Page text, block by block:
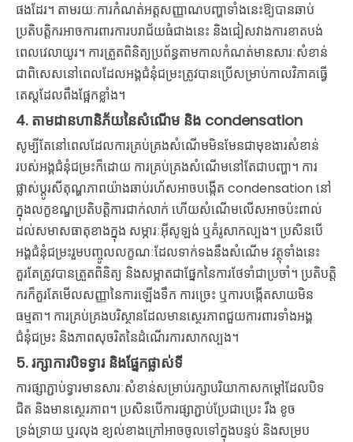
ផងដែរ។ តាមរយៈការកំណត់អត្តសញ្ញាណបញ្ហាទាំងនេះឱ្យបានឆាប់
ប្រតិបត្តិករអាចការពារការបរាជ័យធំជាងនេះ និងជៀសវាងការខាតបង់
ពេលវេលាយូរ។ ការត្រួតពិនិត្យប្រព័ន្ធតាមកាលកំណត់មានសារៈសំខាន់
ជាពិសេសនៅពេលដែលអង្គជំនុំជម្រះត្រូវបានប្រើសម្រាប់កាលវិភាគធ្វើ
តេស្តដែលពឹងផ្អែកខ្លាំង។
4. តាមដានហានិភ័យនៃសំណើម និង condensation
សូម្បីតែនៅពេលដែលការគ្រប់គ្រងសំណើមមិនមែនជាមុខងារសំខាន់
របស់អង្គជំនុំជម្រះក៏ដោយ ការគ្រប់គ្រងសំណើមនៅតែជាបញ្ហា។ ការ
ផ្លាស់ប្តូរសីតុណ្ហភាពយ៉ាងឆាប់រហ័សអាចបង្កើត condensation នៅ
ក្នុងលក្ខខណ្ឌប្រតិបត្តិការជាក់លាក់ ហើយសំណើមលើសអាចប៉ះពាល់
ដល់សមាសធាតុខាងក្នុង សម្ភារៈអ៊ីសូឡង់ ឬគំរូសាកល្បង។ ប្រសិនបើ
អង្គជំនុំជម្រះរួមបញ្ចូលលក្ខណៈដែលទាក់ទងនឹងសំណើម វត្ថុទាំងនេះ
គួរតែត្រូវបានត្រួតពិនិត្យ និងសម្អាតជាផ្នែកនៃការថែទាំជាប្រចាំ។ ប្រតិបត្តិ
ករក៏គួរតែមើលសញ្ញានៃការឡើងទឹក ការច្រេះ ឬការបង្កើតសាយមិន
ធម្មតា។ ការគ្រប់គ្រងបរិស្ថានដែលមានស្ថេរភាពជួយការពារទាំងអង្គ
ជំនុំជម្រះ និងភាពសុចរិតនៃដំណើរការសាកល្បង។
5. រក្សាការបិទទ្វារ និងផ្នែកផ្លាស់ទី
ការផ្សាភ្ជាប់ទ្វារមានសារៈសំខាន់សម្រាប់រក្សាបរិយាកាសកម្ដៅដែលបិទ
ជិត និងមានស្ថេរភាព។ ប្រសិនបើការផ្សាភ្ជាប់ប្រែជាប្រេះ រឹង ខូច
ទ្រង់ទ្រាយ ឬរលុង ខ្យល់ខាងក្រៅអាចចូលទៅក្នុងបន្ទប់ និងសម្រប